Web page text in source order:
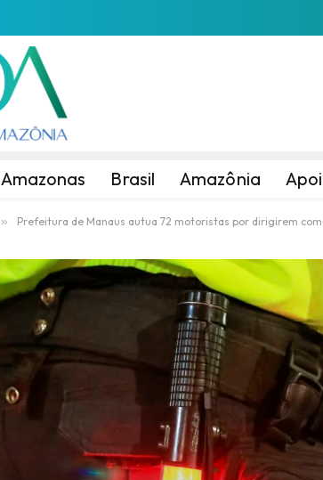
Amazonas Brasil Amazônia
» Prefeitura de Manaus autua 72 motoristas por dirigirem